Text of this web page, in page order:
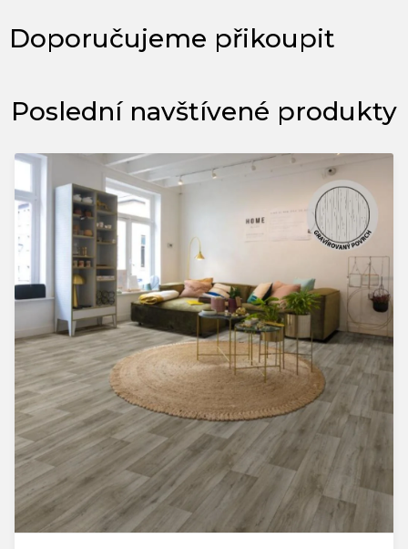
Poslední navštívené produkty